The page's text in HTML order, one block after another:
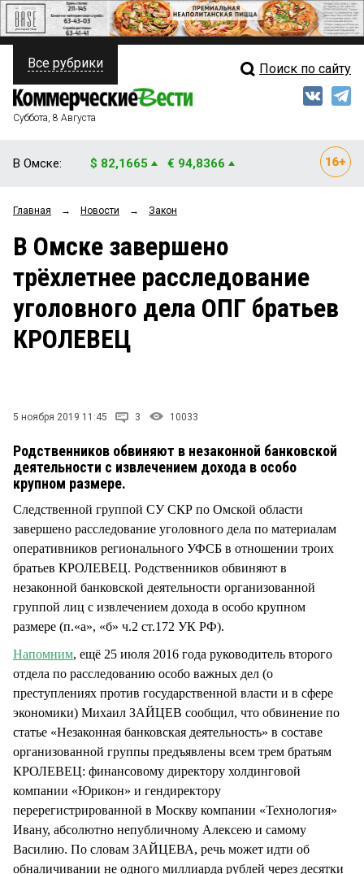
ПОЛИТИКА
ФИНАНСЫ
ОБЩЕСТВО
ЗАКОН
НОВОСТИ КОМПАНИЙ
ПРОИСШЕСТВИЯ
Свежий выпуск
Рейтинги
Блоги
Архив
Все рубрики Поиск по сайту
Суббота, 8 Августа
В Омске: $ 82,1665 € 94,8366
Главная → Новости → Закон
В Омске завершено
трёхлетнее расследование
уголовного дела ОПГ братьев
КРОЛЕВЕЦ
5 ноября 2019 11:45 3 10033
Родственников обвиняют в незаконной банковской
деятельности с извлечением дохода в особо
крупном размере.
Следственной группой СУ СКР по Омской области
завершено расследование уголовного дела по материалам
оперативников регионального УФСБ в отношении троих
братьев КРОЛЕВЕЦ. Родственников обвиняют в
незаконной банковской деятельности организованной
группой лиц с извлечением дохода в особо крупном
размере (п.«а», «б» ч.2 ст.172 УК РФ).
Напомним, ещё 25 июля 2016 года руководитель второго
отдела по расследованию особо важных дел (о
преступлениях против государственной власти и в сфере
экономики) Михаил ЗАЙЦЕВ сообщил, что обвинение по
статье «Незаконная банковская деятельность» в составе
организованной группы предъявлены всем трем братьям
КРОЛЕВЕЦ: финансовому директору холдинговой
компании «Юрикон» и гендиректору
перерегистрированной в Москву компании «Технология»
Ивану, абсолютно непубличному Алексею и самому
Василию. По словам ЗАЙЦЕВА, речь может идти об
обналичивании не одного миллиарда рублей через десятки